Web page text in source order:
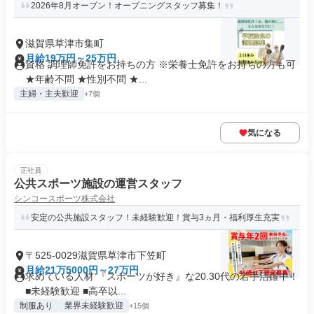
2026年8月オープン！オープニングスタッフ募集！
滋賀県草津市集町
月給19万円～25万円
資格 調理師免許をお持ちの方 ※栄養士免許をお持ちの方も可
★年齢不問 ★性別不問 ★...
主婦・主夫歓迎 +7個
気になる
正社員
公共スポーツ施設の運営スタッフ
シンコースポーツ株式会社
安定の公共施設スタッフ！未経験歓迎！賞与3ヵ月・福利厚生充実
〒525-0029滋賀県草津市下笠町
月給21万5000円～27万円
求めている人材 『スポーツが好き』な20.30代の若手活躍中！
■未経験歓迎 ■高卒以...
制服あり 業界未経験歓迎 +15個